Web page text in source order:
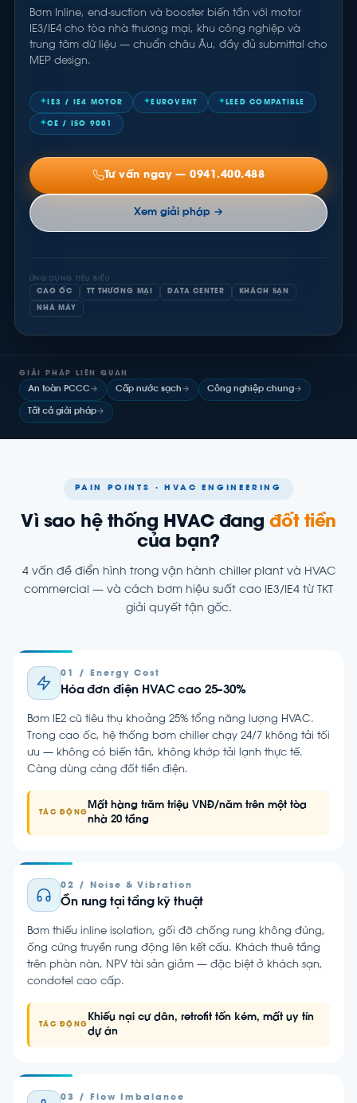
Bơm Inline, end-suction và booster biến tần với motor
IE3/IE4 cho tòa nhà thương mại, khu công nghiệp và
trung tâm dữ liệu — chuẩn châu Âu, đầy đủ submittal cho
MEP design.
✦ IE3 / IE4 MOTOR ✦ EUROVENT ✦ LEED COMPATIBLE
✦CE / ISO 9001
Tư vấn ngay — 0941.400.488
Xem giải pháp →
ỨNG DỤNG TIÊU BIỂU
CAO ỐC
TT THƯƠNG MẠI DATA CENTER KHÁCH SẠN
NHÀ MÁY
GIẢI PHÁP LIÊN QUAN
An toàn PCCC→ Cấp nước sạch→ Công nghiệp chung→
Tất cả giải pháp→
PAIN POINTS · HVAC ENGINEERING
Vì sao hệ thống HVAC đangđốt tiền
của bạn?
4 vấn đề điển hình trong vận hành chiller plant và HVAC
commercial — và cách bơm hiệu suất cao IE3/IE4 từ TKT
giải quyết tận gốc.
01 / Energy Cost
Hóa đơn điện HVAC cao 25–30%
Bơm IE2 cũ tiêu thụ khoảng 25% tổng năng lượng HVAC.
Trong cao ốc, hệ thống bơm chiller chạy 24/7 không tải tối
ưu — không có biến tần, không khớp tải lạnh thực tế.
Càng dùng càng đốt tiền điện.
TÁC ĐỘNG
Mất hàng trăm triệu VNĐ/năm trên một tòa
nhà 20 tầng
02 / Noise & Vibration
Ồn rung tại tầng kỹ thuật
Bơm thiếu inline isolation, gối đỡ chống rung không đúng,
ống cứng truyền rung động lên kết cấu. Khách thuê tầng
trên phàn nàn, NPV tài sản giảm — đặc biệt ở khách sạn,
condotel cao cấp.
TÁC ĐỘNG
Khiếu nại cư dân, retrofit tốn kém, mất uy tín
dự án
03 / Flow Imbalance